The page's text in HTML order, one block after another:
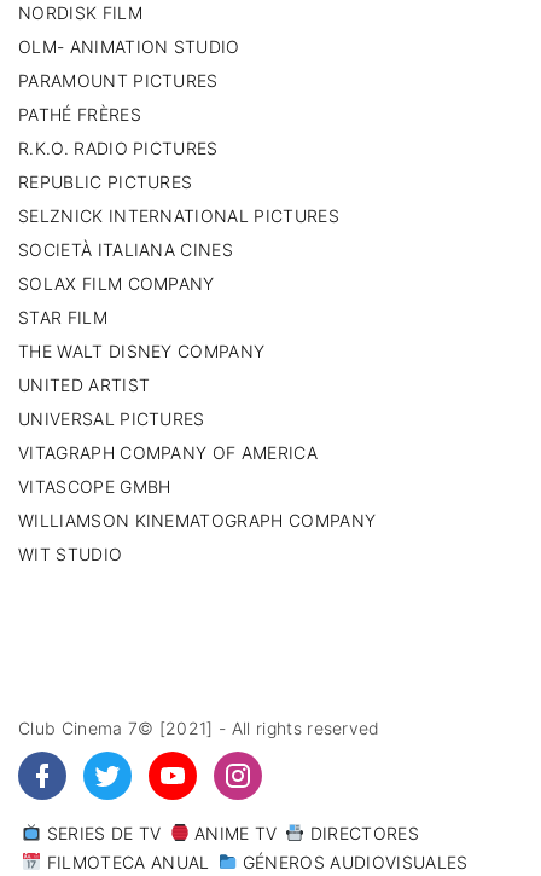
NORDISK FILM
OLM- ANIMATION STUDIO
PARAMOUNT PICTURES
PATHÉ FRÈRES
R.K.O. RADIO PICTURES
REPUBLIC PICTURES
SELZNICK INTERNATIONAL PICTURES
SOCIETÀ ITALIANA CINES
SOLAX FILM COMPANY
STAR FILM
THE WALT DISNEY COMPANY
UNITED ARTIST
UNIVERSAL PICTURES
VITAGRAPH COMPANY OF AMERICA
VITASCOPE GMBH
WILLIAMSON KINEMATOGRAPH COMPANY
WIT STUDIO
Club Cinema 7© [2021] - All rights reserved
SERIES DE TV ANIME TV
DIRECTORES
FILMOTECA ANUAL
GÉNEROS AUDIOVISUALES